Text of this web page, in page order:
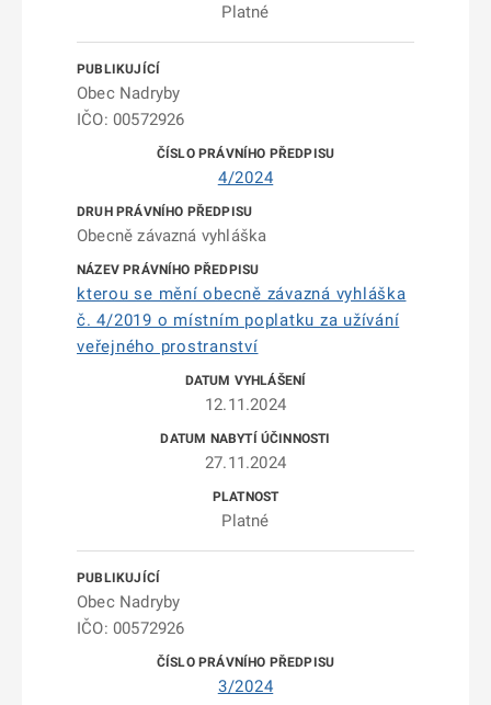
Platné
Obec Nadryby
IČO: 00572926
4/2024
Obecně závazná vyhláška
kterou se mění obecně závazná vyhláška
č. 4/2019 o místním poplatku za užívání
veřejného prostranství
12.11.2024
27.11.2024
Platné
Obec Nadryby
IČO: 00572926
3/2024